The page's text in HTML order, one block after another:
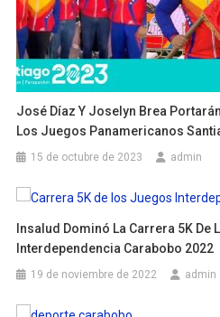
José Díaz Y Joselyn Brea
Los Juegos Panamericanos
15 de octubre de 2023 admin
Insalud Dominó La Carrera 5K De
Interdependencia Carabobo 2022
19 de noviembre de 2022 admin